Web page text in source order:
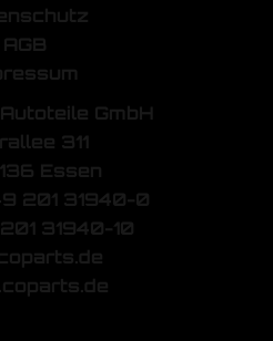
AGB
GmbH
311
Essen
201 31940-0
31940-10